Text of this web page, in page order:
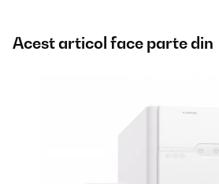
Acest articol face parte din